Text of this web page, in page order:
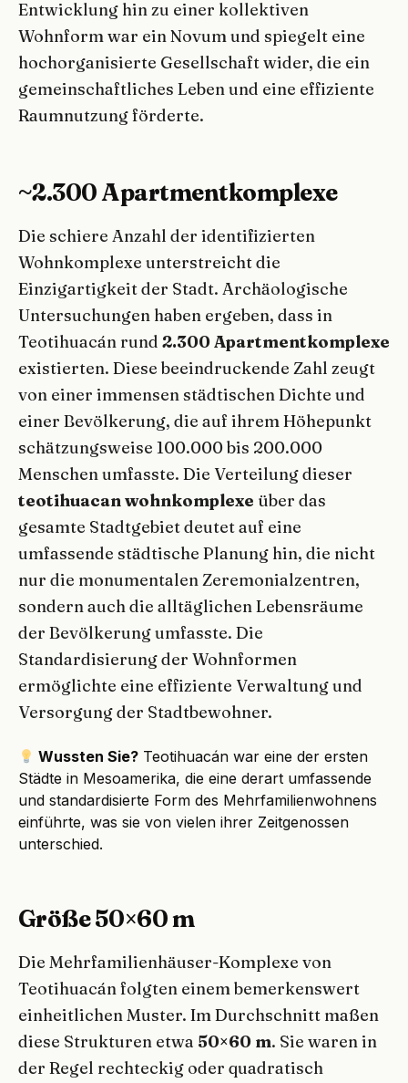
Entwicklung hin zu einer kollektiven
Wohnform war ein Novum und spiegelt eine
hochorganisierte Gesellschaft wider, die ein
gemeinschaftliches Leben und eine effiziente
Raumnutzung förderte.
~2.300 Apartmentkomplexe
Die schiere Anzahl der identifizierten
Wohnkomplexe unterstreicht die
Einzigartigkeit der Stadt. Archäologische
Untersuchungen haben ergeben, dass in
Teotihuacán rund 2.300 Apartmentkomplexe
existierten. Diese beeindruckende Zahl zeugt
von einer immensen städtischen Dichte und
einer Bevölkerung, die auf ihrem Höhepunkt
schätzungsweise 100.000 bis 200.000
Menschen umfasste. Die Verteilung dieser
teotihuacan wohnkomplexe über das
gesamte Stadtgebiet deutet auf eine
umfassende städtische Planung hin, die nicht
nur die monumentalen Zeremonialzentren,
sondern auch die alltäglichen Lebensräume
der Bevölkerung umfasste. Die
Standardisierung der Wohnformen
ermöglichte eine effiziente Verwaltung und
Versorgung der Stadtbewohner.
Wussten Sie? Teotihuacán war eine der ersten
Städte in Mesoamerika, die eine derart umfassende
und standardisierte Form des Mehrfamilienwohnens
einführte, was sie von vielen ihrer Zeitgenossen
unterschied.
Größe 50×60 m
Die Mehrfamilienhäuser-Komplexe von
Teotihuacán folgten einem bemerkenswert
einheitlichen Muster. Im Durchschnitt maßen
diese Strukturen etwa 50×60 m. Sie waren in
der Regel rechteckig oder quadratisch